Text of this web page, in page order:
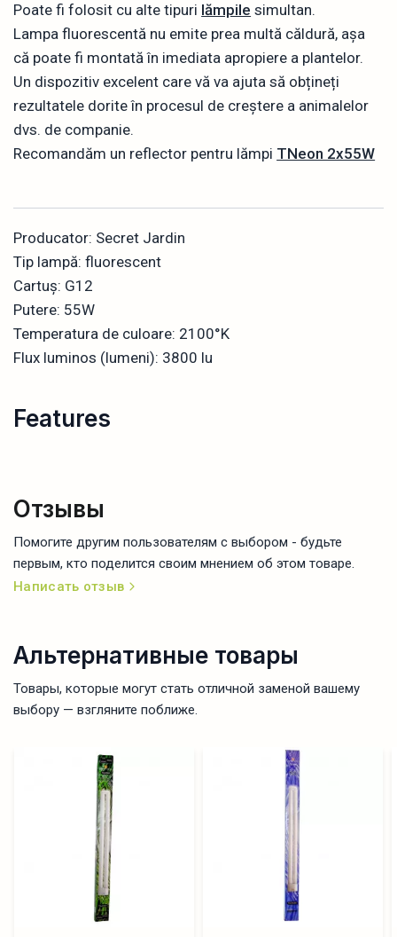
Poate fi folosit cu alte tipuri lămpile simultan.
Lampa fluorescentă nu emite prea multă căldură, așa
că poate fi montată în imediata apropiere a plantelor.
Un dispozitiv excelent care vă va ajuta să obțineți
rezultatele dorite în procesul de creștere a animalelor
dvs. de companie.
Recomandăm un reflector pentru lămpi TNeon 2x55W
Producator: Secret Jardin
Tip lampă: fluorescent
Cartuș: G12
Putere: 55W
Temperatura de culoare: 2100°K
Flux luminos (lumeni): 3800 lu
Features
Отзывы
Помогите другим пользователям с выбором - будьте
первым, кто поделится своим мнением об этом товаре.
Написать отзыв
Альтернативные товары
Товары, которые могут стать отличной заменой вашему
выбору — взгляните поближе.